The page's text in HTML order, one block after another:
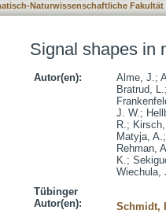
Naturwissenschaftliche Fakultät
Signal shapes in
Autor(en): Alme, J.;
Bratrud, L.
J. W.;
R.;
Matyja, A.
Rehman,
K.;
Wiechula,
Tübinger
Autor(en):
Schmidt,